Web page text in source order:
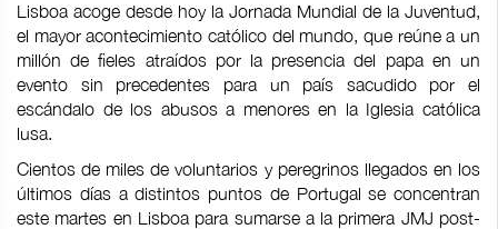
Lisboa acoge desde hoy la Jornada Mundial de la Juventud,
el mayor acontecimiento católico del mundo, que reúne a un
millón de fieles atraídos por la presencia del papa en un
evento sin precedentes para un país sacudido por el
escándalo de los abusos a menores en la Iglesia católica
lusa.
Cientos de miles de voluntarios y peregrinos llegados en los
últimos días a distintos puntos de Portugal se concentran
este martes en Lisboa para sumarse a la primera JMJ post-